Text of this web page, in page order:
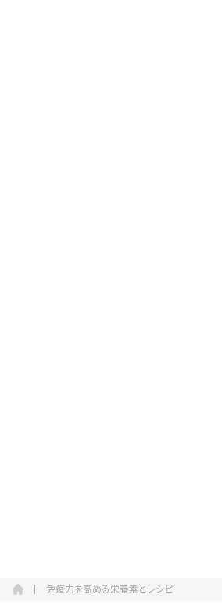
免疫力を高める栄養素とレシピ